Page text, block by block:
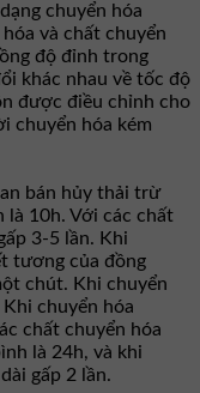
chuyển hóa
và chất chuyển
độ đỉnh trong
khác nhau về tốc độ
được điều chỉnh cho
chuyển hóa kém
bán hủy thải trừ
là 10h. Với các chất
3-5 lần. Khi
tương của đồng
chút. Khi chuyển
chuyển hóa
chất chuyển hóa
là 24h, và khi
gấp 2 lần.